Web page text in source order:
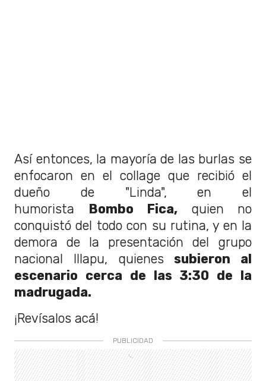
Así entonces, la mayoría de las burlas se
enfocaron en el collage que recibió el
dueño de "Linda", en el
humorista Bombo Fica, quien no
conquistó del todo con su rutina, y en la
demora de la presentación del grupo
nacional Illapu, quienessubieron al
escenario cerca de las 3:30 de la
madrugada.
¡Revísalos acá!